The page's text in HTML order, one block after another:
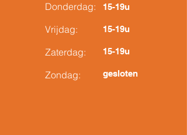
Donderdag:
Vrijdag:
Zaterdag:
Zondag:
15-19u
15-19u
15-19u
gesloten